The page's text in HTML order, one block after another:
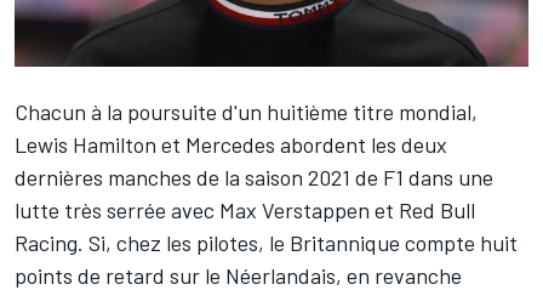
Chacun à la poursuite d'un huitième titre mondial,
Lewis Hamilton et Mercedes abordent les deux
dernières manches de la saison 2021 de F1 dans une
lutte très serrée avec Max Verstappen et Red Bull
Racing. Si, chez les pilotes, le Britannique compte huit
points de retard sur le Néerlandais, en revanche